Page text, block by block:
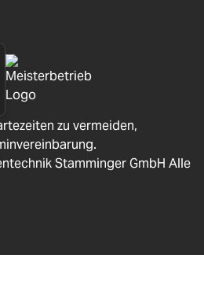
zu vermeiden,
Stamminger GmbH Alle